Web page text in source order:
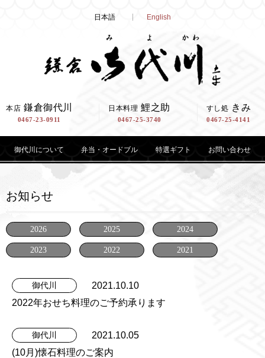
English
日本語
本店 鎌倉御代川
0467-23-0911
日本料理 鯉之助
0467-25-3740
すし処 きみ
0467-25-4141
御代川について 弁当・オードブル 特選ギフト お問い合わせ
お知らせ
2026 2025 2024
2023 2022 2021
御代川
2021.10.10
2022年おせち料理のご予約承ります
御代川
2021.10.05
(10月)懐石料理のご案内